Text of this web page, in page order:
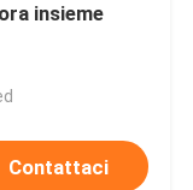
insieme
Contattaci